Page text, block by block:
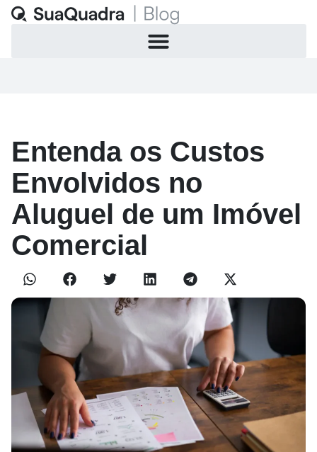
Entenda os Custos
Envolvidos no
Aluguel de um Imóvel
Comercial